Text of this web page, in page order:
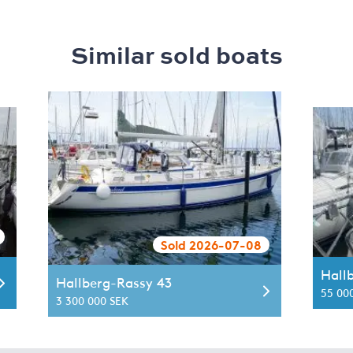
Similar sold boats
Sold 2026-07-08
Hallberg-Rassy 43
3 300 000 SEK 55